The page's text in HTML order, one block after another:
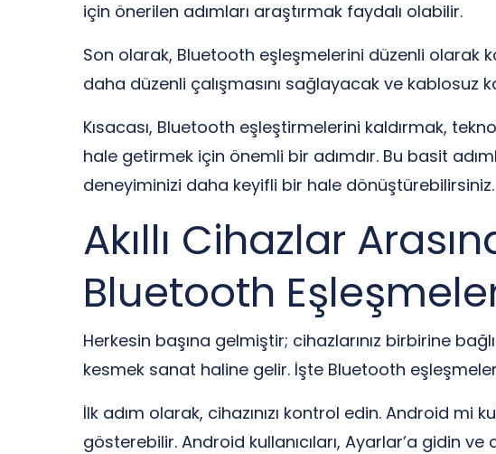
için önerilen adımları araştırmak faydalı olabilir.
Son olarak, Bluetooth eşleşmelerini düzenli olarak
daha düzenli çalışmasını sağlayacak ve kablosuz
Kısacası, Bluetooth eşleştirmelerini kaldırmak,
hale getirmek için önemli bir adımdır. Bu basit
deneyiminizi daha keyifli bir hale dönüştürebilirsiniz.
Akıllı Cihazlar
Bluetooth
Herkesin başına gelmiştir; cihazlarınız birbirine
kesmek sanat haline gelir. İşte Bluetooth
İlk adım olarak, cihazınızı kontrol edin. Android mi
gösterebilir. Android kullanıcıları, Ayarlar’a gidin ve